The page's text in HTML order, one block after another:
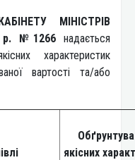
МІНІСТРІВ
р. №1266 надається
характеристик
вартості та/або
якісних